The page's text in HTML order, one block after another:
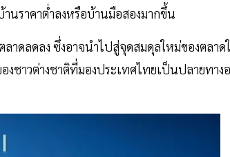
นราคาต่ำลงหรือบ้านมือสองมากขึ้น
ดลดลง ซึ่งอาจนำไปสู่จุดสมดุลใหม่ของตลาด
ชาวต่างชาติที่มองประเทศไทยเป็นปลายทาง